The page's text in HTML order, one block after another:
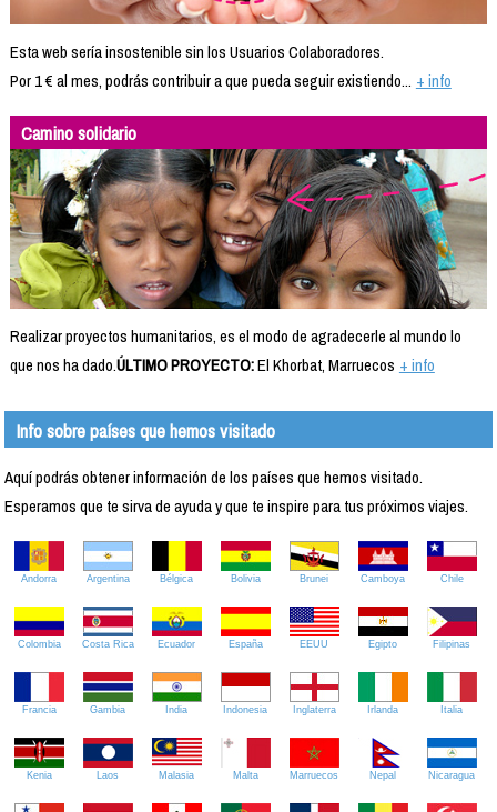
Esta web sería insostenible sin los Usuarios Colaboradores.
Por 1 € al mes, podrás contribuir a que pueda seguir existiendo... + info
Camino solidario
Realizar proyectos humanitarios, es el modo de agradecerle al mundo lo
que nos ha dado.ÚLTIMO PROYECTO:El Khorbat, Marruecos + info
Info sobre países que hemos visitado
Aquí podrás obtener información de los países que hemos visitado.
Esperamos que te sirva de ayuda y que te inspire para tus próximos viajes.
Andorra Argentina Bélgica Bolivia Brunei Camboya Chile
Colombia Costa Rica Ecuador España EEUU Egipto Filipinas
Francia Gambia India Indonesia Inglaterra Irlanda Italia
Kenia Laos Malasia Malta Marruecos Nepal Nicaragua